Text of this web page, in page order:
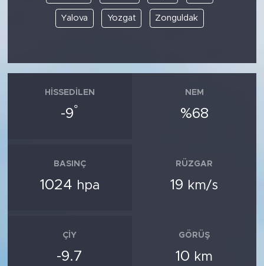
Yalova Yozgat Zonguldak
HISSEDILEN
-9°
NEM
%68
BASINÇ
1024 hpa
RÜZGAR
19 km/s
ÇIY
-9.7
GÖRÜŞ
10 km